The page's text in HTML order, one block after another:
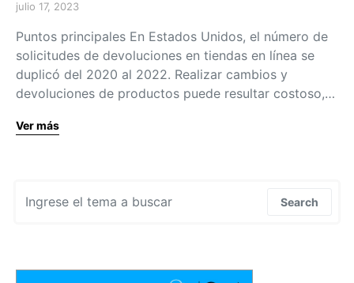
julio 17, 2023
Puntos principales En Estados Unidos, el número de
solicitudes de devoluciones en tiendas en línea se
duplicó del 2020 al 2022. Realizar cambios y
devoluciones de productos puede resultar costoso,…
Ver más
Search